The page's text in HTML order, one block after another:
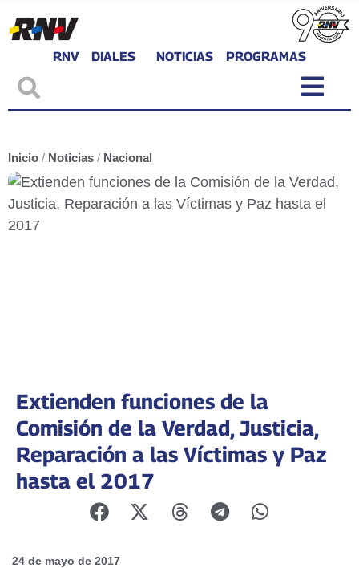
RNV DIALES NOTICIAS PROGRAMAS
Inicio / Noticias / Nacional
Extienden funciones de la
Comisión de la Verdad, Justicia,
Reparación a las Víctimas y Paz
hasta el 2017
24 de mayo de 2017